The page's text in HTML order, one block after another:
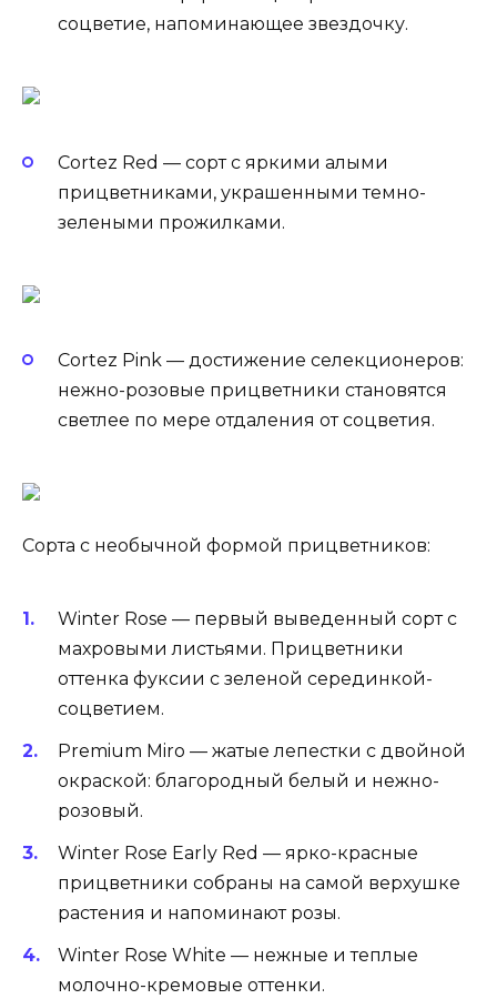
соцветие, напоминающее звездочку.
Cortez Red — сорт с яркими алыми
прицветниками, украшенными темно-
зелеными прожилками.
Cortez Pink — достижение селекционеров:
нежно-розовые прицветники становятся
светлее по мере отдаления от соцветия.
Сорта с необычной формой прицветников:
Winter Rose — первый выведенный сорт с
махровыми листьями. Прицветники
оттенка фуксии с зеленой серединкой-
соцветием.
Premium Miro — жатые лепестки с двойной
окраской: благородный белый и нежно-
розовый.
Winter Rose Early Red — ярко-красные
прицветники собраны на самой верхушке
растения и напоминают розы.
Winter Rose White — нежные и теплые
молочно-кремовые оттенки.